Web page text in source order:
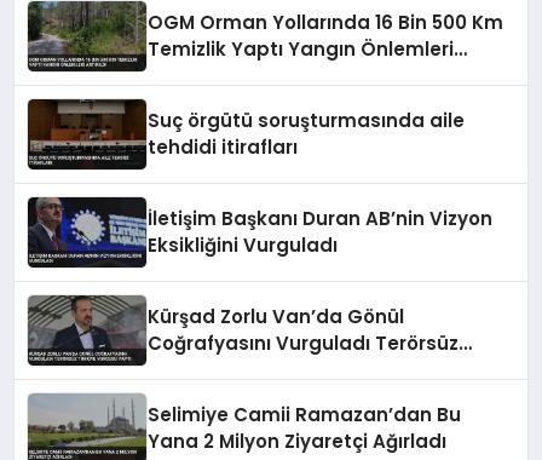
OGM Orman Yollarında 16 Bin 500 Km
Temizlik Yaptı Yangın Önlemleri
Suç örgütü soruşturmasında aile
tehdidi itirafları
İletişim Başkanı Duran AB’nin Vizyon
Eksikliğini Vurguladı
Kürşad Zorlu Van’da Gönül
Coğrafyasını Vurguladı Terörsüz
Selimiye Camii Ramazan’dan Bu
Yana 2 Milyon Ziyaretçi Ağırladı